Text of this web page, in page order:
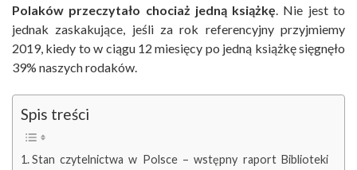
Polaków przeczytało chociaż jedną książkę. Nie jest to
jednak zaskakujące, jeśli za rok referencyjny przyjmiemy
2019, kiedy to w ciągu 12 miesięcy po jedną książkę sięgnęło
39% naszych rodaków.
Spis treści
Stan czytelnictwa w Polsce – wstępny raport Biblioteki